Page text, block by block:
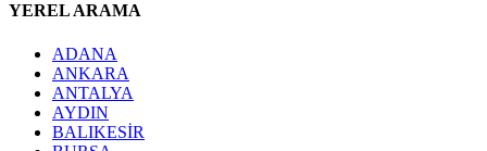
YEREL ARAMA
ADANA
ANKARA
ANTALYA
AYDIN
BALIKESİR